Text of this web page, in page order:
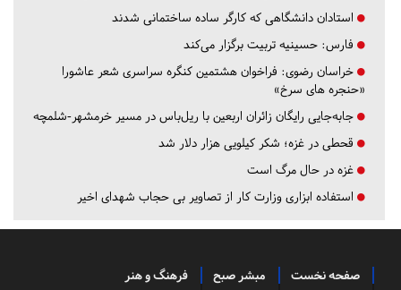
استادان دانشگاهی که کارگر ساده ساختمانی شدند
فارس: حسینیه تربیت برگزار می‌کند
خراسان رضوی: فراخوان هشتمین کنگره سراسری شعر عاشورا
«حنجره های سرخ»
جابه‌جایی رایگان زائران اربعین با ریل‌باس در مسیر خرمشهر-شلمچه
قحطی در غزه؛ شکر کیلویی هزار دلار شد
غزه در حال مرگ است
استفاده ابزاری وزارت کار از تصاویر بی حجاب شهدای اخیر
صفحه نخست مبشر صبح فرهنگ و هنر